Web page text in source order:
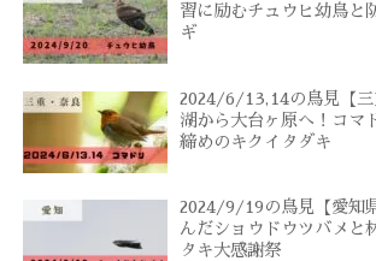
習に励むチュウヒ幼鳥と
ギ
2024/6/13,14の鳥見【三
湖から大台ヶ原へ！コマ
締めのキクイタダキ
2024/9/19の鳥見【愛知
んだショウドウツバメと
タキ大感謝祭